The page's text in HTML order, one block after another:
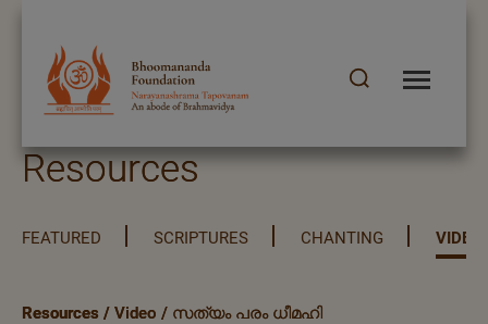
Resources
FEATURED SCRIPTURES CHANTING VIDEO
Resources / Video / സത്യം പരം ധീമഹി